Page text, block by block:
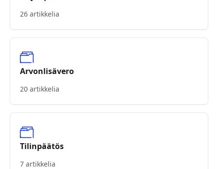
26 artikkelia
Arvonlisävero
20 artikkelia
Tilinpäätös
7 artikkelia